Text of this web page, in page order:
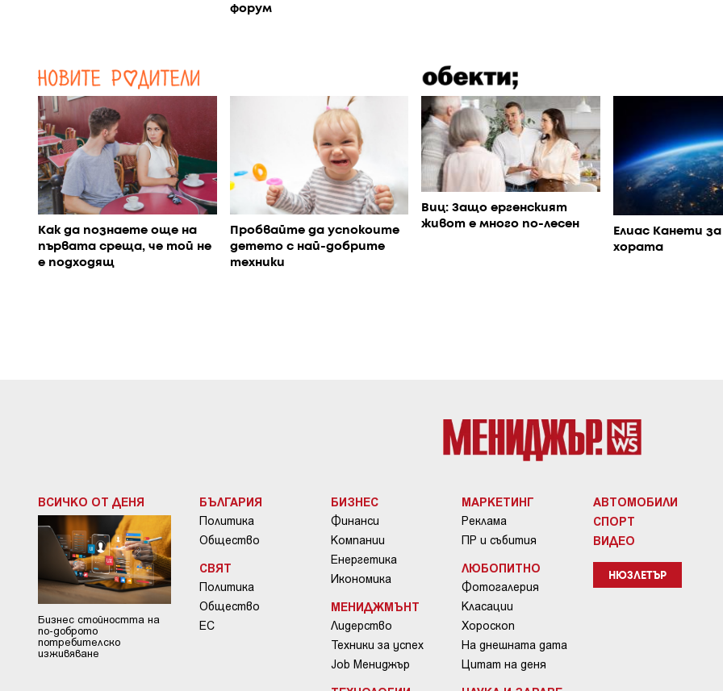
форум
Как да познаете още на
първата среща, че той не
е подходящ
Пробвайте да успокоите
детето с най-добрите
техники
Виц: Защо ергенският
живот е много по-лесен
Елиас Канети
хората
ВСИЧКО ОТ ДЕНЯ
Бизнес стойността на
по-доброто
потребителско
изживяване
БЪЛГАРИЯ
Политика
Общество
СВЯТ
Политика
Общество
ЕС
БИЗНЕС
Финанси
Компании
Енергетика
Икономика
МЕНИДЖМЪНТ
Лидерство
Техники за успех
Job Мениджър
МАРКЕТИНГ
Реклама
ПР и събития
ЛЮБОПИТНО
Фотогалерия
Класации
Хороскоп
На днешната дата
Цитат на деня
АВТОМОБИЛИ
СПОРТ
ВИДЕО
НЮЗЛЕТЪР